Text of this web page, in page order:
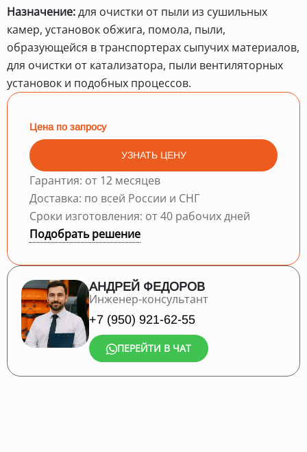
Назначение:для очистки от пыли из сушильных
камер, установок обжига, помола, пыли,
образующейся в транспортерах сыпучих материалов,
для очистки от катализатора, пыли вентиляторных
установок и подобных процессов.
Цена по запросу
УЗНАТЬ ЦЕНУ
Гарантия: от 12 месяцев
Доставка: по всей России и СНГ
Сроки изготовления: от 40 рабочих дней
Подобрать решение
АНДРЕЙ ФЕДОРОВ
Инженер-консультант
+7 (950) 921-62-55
ПЕРЕЙТИ В ЧАТ